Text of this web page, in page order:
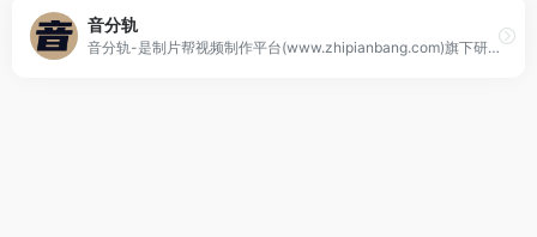
音分轨
音分轨-是制片帮视频制作平台(www.zhipianbang.com)旗下研发的产品，基于制片帮-悦音ANN-Rocknet人工智能引擎，提供快速、简单、高质量的音视频分轨软件服务，音分轨5.0卷积神经网络算法，让音质更加饱满、均衡，强劲的云端服务，让声音制作人、音乐家、DJ、音视频创作人以及其他音乐专业人士、创作人更加便捷、高效的进行创作。